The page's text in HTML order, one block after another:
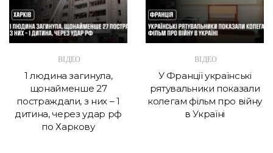
ВІДЕО
1 людина загинула,
щонайменше 27
постраждали, з них – 1
дитина, через удар рф
по Харкову
ВІДЕО
У Франції українські
рятувальники показали
колегам фільм про війну
в Україні